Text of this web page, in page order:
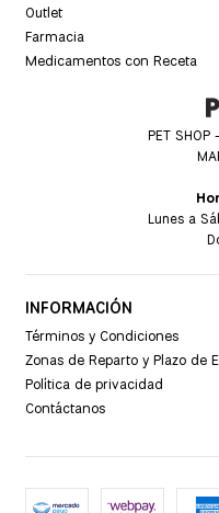
Outlet
Farmacia
Medicamentos con Receta
PET SHOP
Lunes a
INFORMACIÓN
Términos y Condiciones
Zonas de Reparto y Plazo de
Política de privacidad
Contáctanos